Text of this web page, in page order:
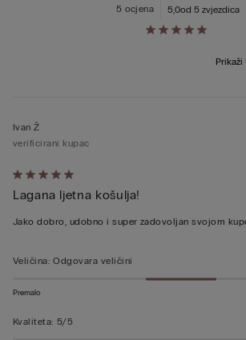
5,0od 5 zvjezdica
5 ocjena
Prikaži
Dali
ste
ocjenu
od
Ivan Ž
verificirani kupac
Lagana ljetna košulja!
Jako dobro, udobno i super zadovoljan svojom
Veličina: Odgovara veličini
Premalo
Kvaliteta: 5/5